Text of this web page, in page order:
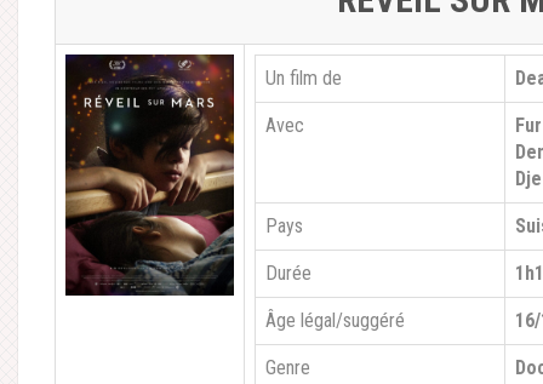
Un film de
Avec
Pays
Durée
Âge légal/suggéré
Genre